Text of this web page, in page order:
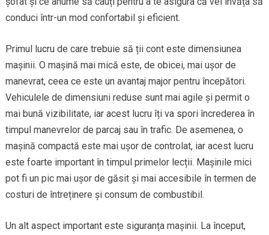
conduci într-un mod confortabil și eficient.
Primul lucru de care trebuie să ții cont este dimensiunea
mașinii. O mașină mai mică este, de obicei, mai ușor de
manevrat, ceea ce este un avantaj major pentru începători.
Vehiculele de dimensiuni reduse sunt mai agile și permit o
mai bună vizibilitate, iar acest lucru îți va spori încrederea în
timpul manevrelor de parcaj sau în trafic. De asemenea, o
mașină compactă este mai ușor de controlat, iar acest lucru
este foarte important în timpul primelor lecții. Mașinile mici
pot fi un pic mai ușor de găsit și mai accesibile în termen de
costuri de întreținere și consum de combustibil.
Un alt aspect important este siguranța mașinii. La început,